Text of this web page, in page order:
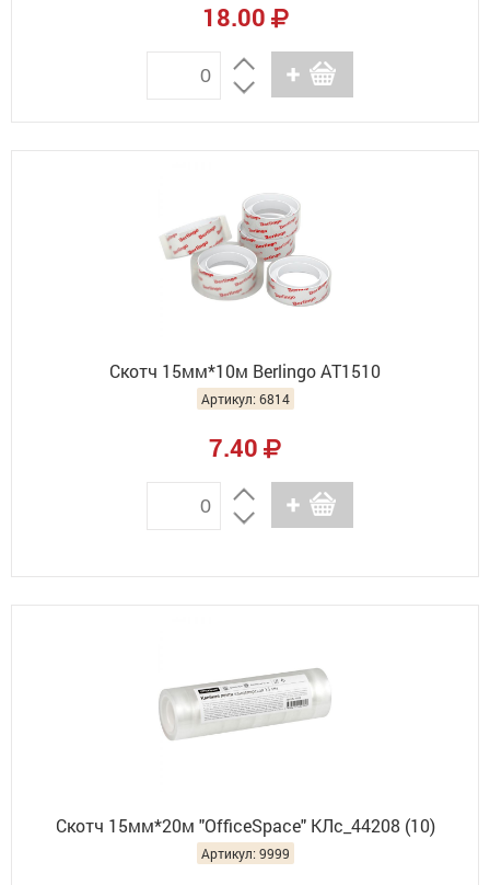
18.00
Скотч 15мм*10м Berlingo АТ1510
Артикул: 6814
7.40
Скотч 15мм*20м "OfficeSpace" КЛс_44208 (10)
Артикул: 9999